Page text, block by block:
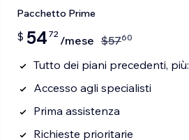
Pacchetto Prime
$ 54 72 /mese $5760
Tutto dei piani precedenti, più:
Accesso agli specialisti
Prima assistenza
Richieste prioritarie